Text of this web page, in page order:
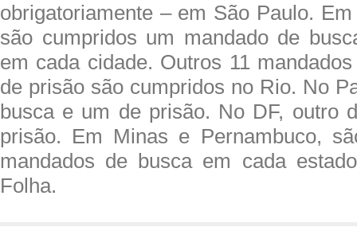
obrigatoriamente – em São Paulo.
são cumpridos um mandado de
em cada cidade. Outros 11
de prisão são cumpridos no Rio. No
busca e um de prisão. No DF, outro
prisão. Em Minas e Pernambuco,
mandados de busca em cada
Folha.